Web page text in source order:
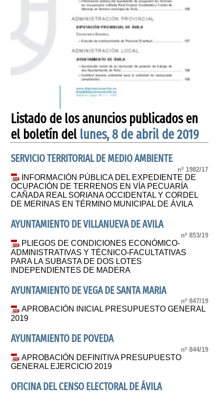
Listado de los anuncios publicados en
el boletín del lunes, 8 de abril de 2019
SERVICIO TERRITORIAL DE MEDIO AMBIENTE
nº 1982/17
INFORMACIÓN PÚBLICA DEL EXPEDIENTE DE
OCUPACIÓN DE TERRENOS EN VÍA PECUARÍA
CAÑADA REAL SORIANA OCCIDENTAL Y CORDEL
DE MERINAS EN TÉRMINO MUNICIPAL DE ÁVILA
AYUNTAMIENTO DE VILLANUEVA DE AVILA
nº 853/19
PLIEGOS DE CONDICIONES ECONÓMICO-
ADMINISTRATIVAS Y TÉCNICO-FACULTATIVAS
PARA LA SUBASTA DE DOS LOTES
INDEPENDIENTES DE MADERA
AYUNTAMIENTO DE VEGA DE SANTA MARIA
nº 847/19
APROBACIÓN INICIAL PRESUPUESTO GENERAL
2019
AYUNTAMIENTO DE POVEDA
nº 844/19
APROBACIÓN DEFINITIVA PRESUPUESTO
GENERAL EJERCICIO 2019
OFICINA DEL CENSO ELECTORAL DE ÁVILA